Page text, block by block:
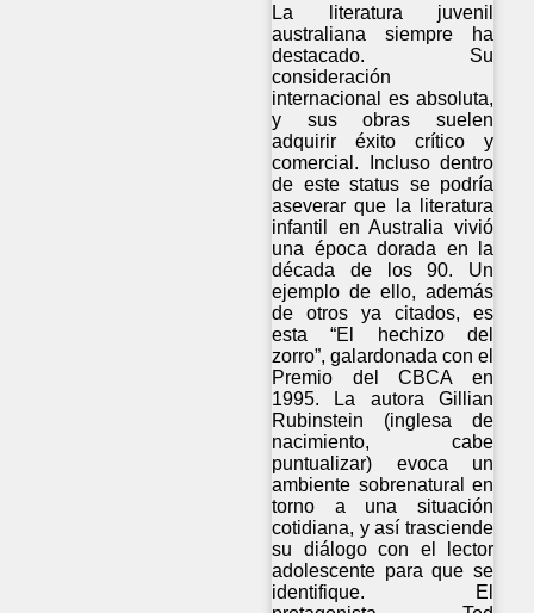
La literatura juvenil
australiana siempre ha
destacado. Su
consideración
internacional es absoluta,
y sus obras suelen
adquirir éxito crítico y
comercial. Incluso dentro
de este status se podría
aseverar que la literatura
infantil en Australia vivió
una época dorada en la
década de los 90. Un
ejemplo de ello, además
de otros ya citados, es
esta “El hechizo del
zorro”, galardonada con el
Premio del CBCA en
1995. La autora Gillian
Rubinstein (inglesa de
nacimiento, cabe
puntualizar) evoca un
ambiente sobrenatural en
torno a una situación
cotidiana, y así trasciende
su diálogo con el lector
adolescente para que se
identifique. El